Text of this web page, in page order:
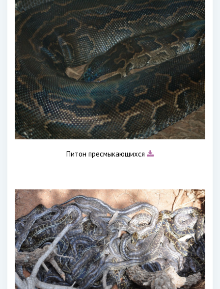
Питон пресмыкающихся